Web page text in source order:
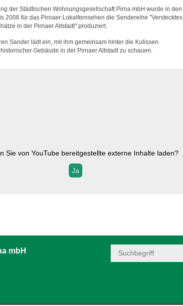
der Städtischen Wohnungsgesellschaft Pirna mbH wurde in den
2006 für das Pirnaer Lokalfernsehen die Sendereihe "Verstecktes
in der Pirnaer Altstadt" produziert.
Sander lädt ein, mit ihm gemeinsam hinter die Kulissen
Gebäude in der Pirnaer Altstadt zu schauen.
Sie von YouTubebereitgestellte externe Inhalte laden?
Ja
mbH